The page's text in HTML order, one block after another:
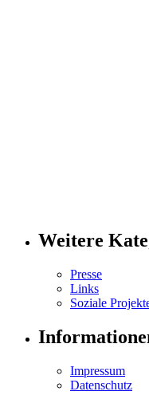
Weitere
Presse
Links
Soziale
Impressum
Datenschutz